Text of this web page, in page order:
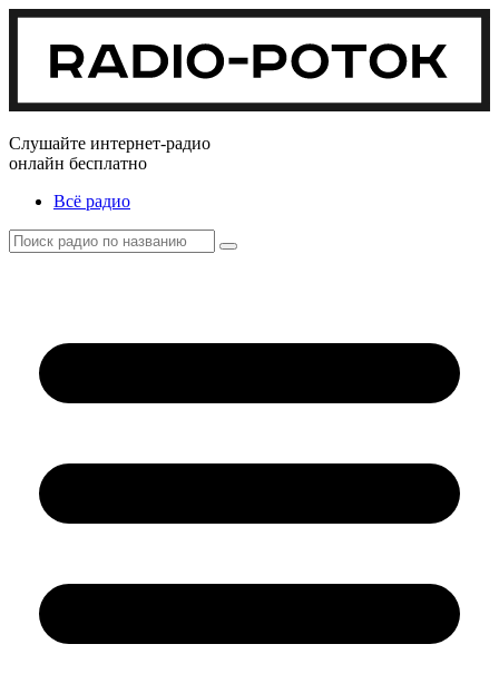
Слушайте интернет-радио
онлайн бесплатно
Всё радио